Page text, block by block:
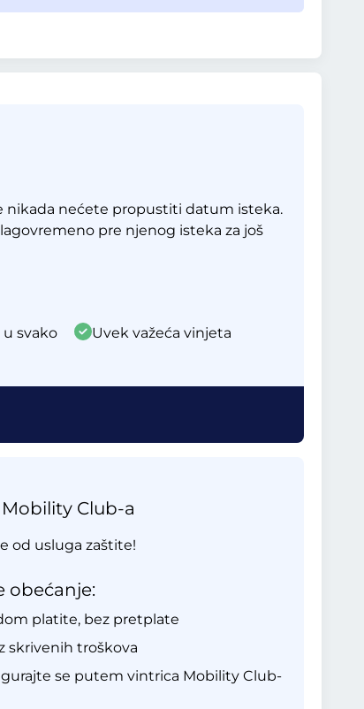
nikada nećete propustiti datum isteka.
pre njenog isteka za još
svako
Uvek važeća vinjeta
Club-a
od usluga zaštite!
obećanje:
platite, bez pretplate
skrivenih troškova
se putem vintrica Mobility Club-